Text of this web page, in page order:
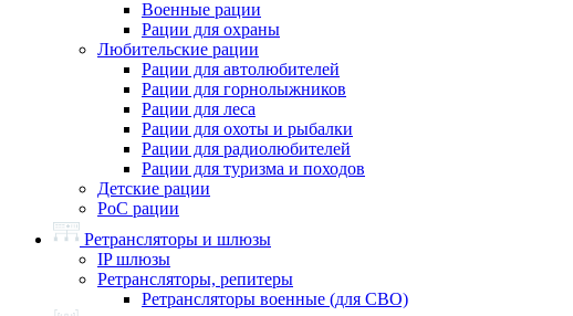
Военные рации
Рации для охраны
Любительские рации
Рации для автолюбителей
Рации для горнолыжников
Рации для леса
Рации для охоты и рыбалки
Рации для радиолюбителей
Рации для туризма и походов
Детские рации
PoC рации
Ретрансляторы и шлюзы
IP шлюзы
Ретрансляторы, репитеры
Ретрансляторы военные (для СВО)